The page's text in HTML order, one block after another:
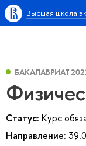
Высшая школа
БАКАЛАВРИАТ
Статус: Курс
Направление: